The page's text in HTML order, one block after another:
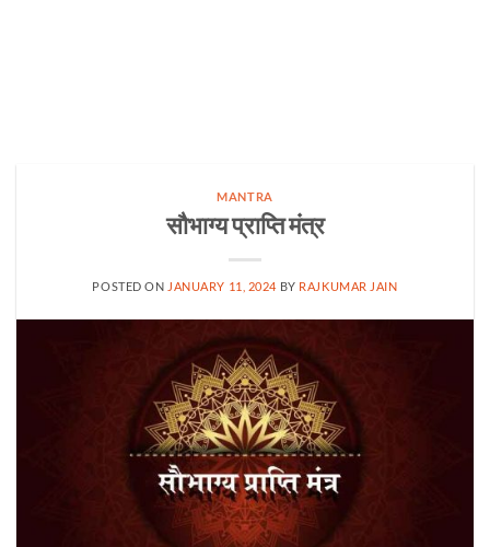
MANTRA
सौभाग्य प्राप्ति मंत्र
POSTED ON JANUARY 11, 2024 BY RAJKUMAR JAIN